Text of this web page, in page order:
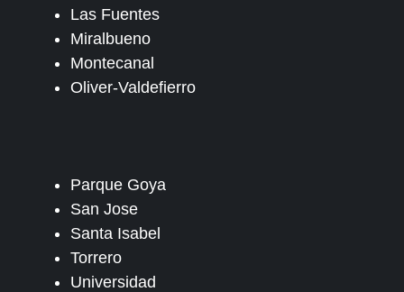
Las Fuentes
Miralbueno
Montecanal
Oliver-Valdefierro
Parque Goya
San Jose
Santa Isabel
Torrero
Universidad